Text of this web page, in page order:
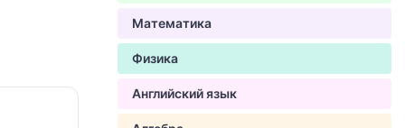
Математика
Физика
Английский язык